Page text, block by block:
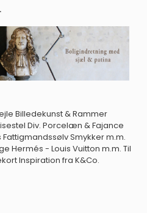
Billedekunst & Rammer
Div. Porcelæn & Fajance
FattigmandssølvSmykker m.m.
Hermés - Louis Vuitton m.m. Til
Inspiration fra K&Co.